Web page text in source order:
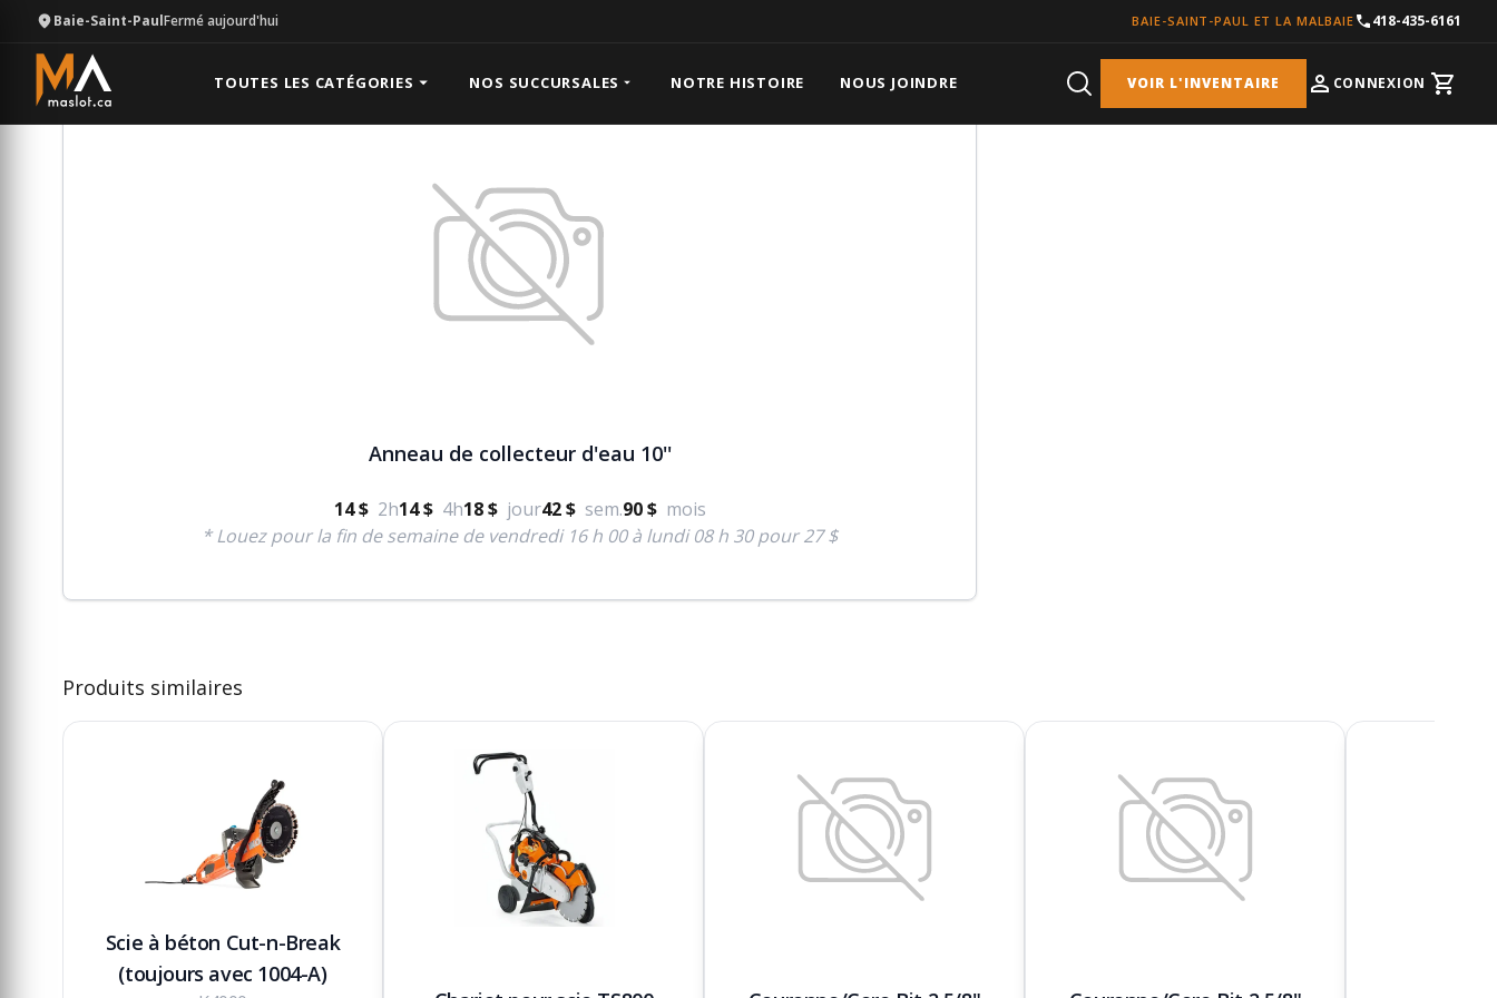
Baie-Saint-PaulFermé aujourd'hui BAIE-SAINT-PAUL ET LA MALBAIE 418-435-6161
TOUTES LES CATÉGORIES NOS SUCCURSALES NOTRE HISTOIRE NOUS JOINDRE VOIR L'INVENTAIRE CONNEXION Cart
Équipement Béton
Anneau de collecteur d'eau 10''
14 $ 2h14 $ 4h18 $ jour42 $ sem.90 $ mois
* Louez pour la fin de semaine de vendredi 16 h 00 à lundi 08 h 30 pour 27 $
Produits similaires
Scie à béton Cut-n-Break
(toujours avec 1004-A)